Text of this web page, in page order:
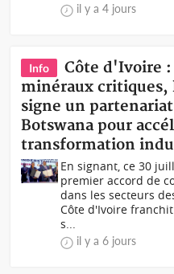
il y a 4 jours
Info
Côte d'Ivoire
minéraux critiques,
signe un
Botswana pour
transformation
En signant, ce 30
premier accord de
dans les secteurs
Côte d'Ivoire
s...
il y a 6 jours